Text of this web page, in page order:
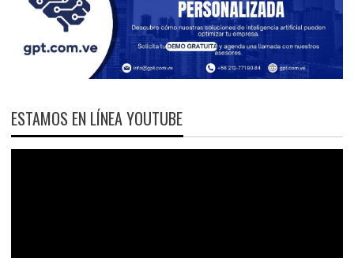
ESTAMOS EN LÍNEA YOUTUBE